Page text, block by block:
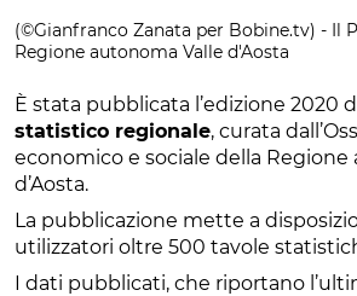
(©Gianfranco Zanata per Bobine.tv) - Il
Regione autonoma Valle d'Aosta
È stata pubblicata l’edizione 2020
statistico regionale, curata
economico e sociale della Regione
d’Aosta.
La pubblicazione mette a
utilizzatori oltre 500 tavole
I dati pubblicati, che riportano